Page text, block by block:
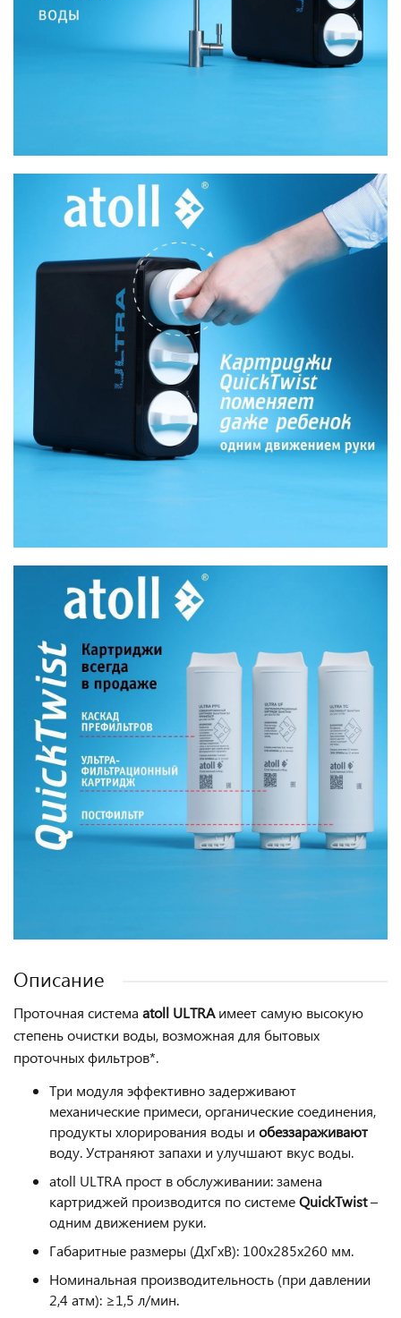
Описание
Проточная система atoll ULTRAимеет самую высокую
степень очистки воды, возможная для бытовых
проточных фильтров*.
Три модуля эффективно задерживают
механические примеси, органические соединения,
продукты хлорирования воды и обеззараживают
воду. Устраняют запахи и улучшают вкус воды.
atoll ULTRA прост в обслуживании: замена
картриджей производится по системеQuickTwist–
одним движением руки.
Габаритные размеры (ДхГхВ): 100х285х260 мм.
Номинальная производительность (при давлении
2,4 атм): ≥1,5 л/мин.